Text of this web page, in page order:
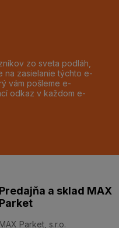
zo sveta podláh,
na zasielanie týchto e-
vám pošleme e-
odkaz v každom e-
Predajňa a sklad MAX
Parket
MAX Parket, s.r.o.